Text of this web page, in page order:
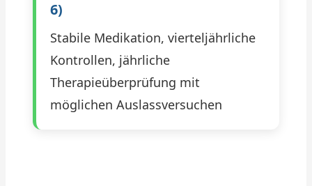
6)
Stabile Medikation, vierteljährliche
Kontrollen, jährliche
Therapieüberprüfung mit
möglichen Auslassversuchen